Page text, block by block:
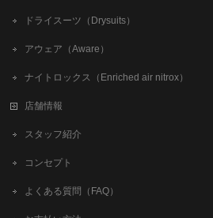
ドライスーツ（Drysuits）
アウェア（Aware）
ナイトロックス（Enriched air nitrox）
店舗情報
スタッフ紹介
コンセプト
よくある質問（FAQ）